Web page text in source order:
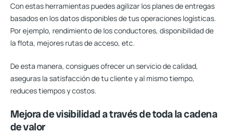
Con estas herramientas puedes agilizar los planes de entregas
basados en los datos disponibles de tus operaciones logísticas.
Por ejemplo, rendimiento de los conductores, disponibilidad de
la flota, mejores rutas de acceso, etc.
De esta manera, consigues ofrecer un servicio de calidad,
aseguras la satisfacción de tu cliente y al mismo tiempo,
reduces tiempos y costos.
Mejora de visibilidad a través de toda la cadena
de valor